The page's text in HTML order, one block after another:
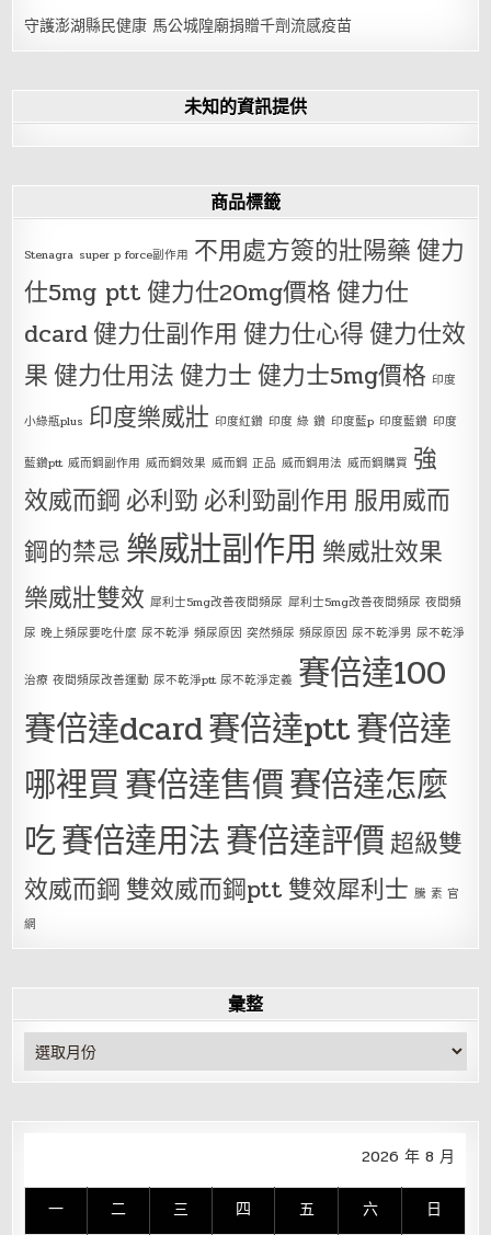
守護澎湖縣民健康 馬公城隍廟捐贈千劑流感疫苗
未知的資訊提供
商品標籤
Stenagra super p force副作用 不用處方簽的壯陽藥健力
仕5mg ptt健力仕20mg價格健力仕
dcard健力仕副作用 健力仕心得健力仕效
果健力仕用法健力士健力士5mg價格 印度
小綠瓶plus 印度樂威壯 印度紅鑽 印度 綠 鑽 印度藍p 印度藍鑽 印度
藍鑽ptt 威而鋼副作用 威而鋼效果 威而鋼 正品 威而鋼用法 威而鋼購買 強
效威而鋼 必利勁 必利勁副作用 服用威而
鋼的禁忌 樂威壯副作用 樂威壯效果
樂威壯雙效 犀利士5mg改善夜間頻尿 犀利士5mg改善夜間頻尿 夜間頻
尿 晚上頻尿要吃什麼 尿不乾淨 頻尿原因 突然頻尿 頻尿原因 尿不乾淨男 尿不乾淨
治療 夜間頻尿改善運動 尿不乾淨ptt 尿不乾淨定義 賽倍達100
賽倍達dcard賽倍達ptt賽倍達
哪裡買賽倍達售價賽倍達怎麼
吃賽倍達用法賽倍達評價超級雙
效威而鋼 雙效威而鋼ptt 雙效犀利士 騰 素 官
網
彙整
彙
整
2026 年 8 月
一 二 三 四 五 六 日